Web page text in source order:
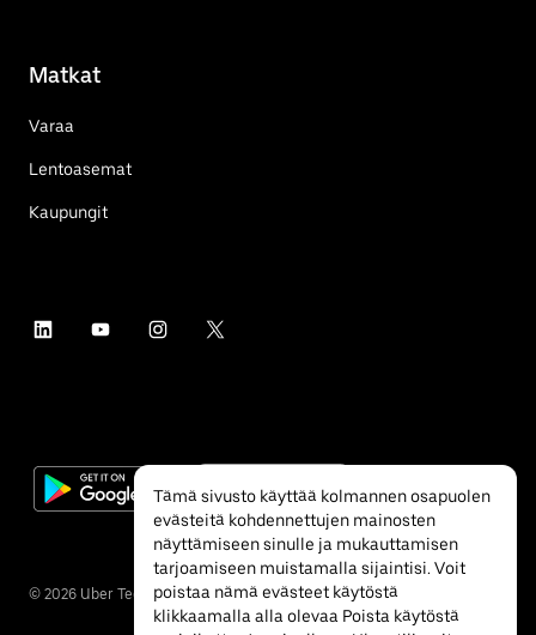
Matkat
Varaa
Lentoasemat
Kaupungit
© 2026 Uber Technologies Inc.
Tämä sivusto käyttää kolmannen osapuolen
evästeitä kohdennettujen mainosten
näyttämiseen sinulle ja mukauttamisen
tarjoamiseen muistamalla sijaintisi. Voit
poistaa nämä evästeet käytöstä
klikkaamalla alla olevaa Poista käytöstä